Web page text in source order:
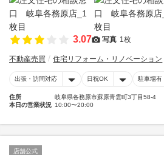
3.07 写真 1枚
不動産売買 住宅リフォーム・リノベーション
出張・訪問対応 日祝OK 駐車場有
住所
岐阜県各務原市蘇原青雲町3丁目58-4
本日の営業状況 10:00〜20:00
店舗公式